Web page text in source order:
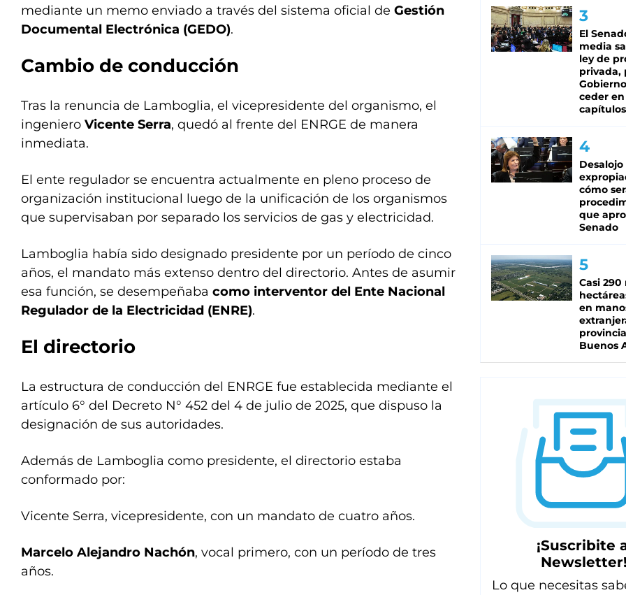
mediante un memo enviado a través del sistema oficial de Gestión
Documental Electrónica (GEDO).
Cambio de conducción
Tras la renuncia de Lamboglia, el vicepresidente del organismo, el
ingeniero Vicente Serra, quedó al frente del ENRGE de manera
inmediata.
El ente regulador se encuentra actualmente en pleno proceso de
organización institucional luego de la unificación de los organismos
que supervisaban por separado los servicios de gas y electricidad.
Lamboglia había sido designado presidente por un período de cinco
años, el mandato más extenso dentro del directorio. Antes de asumir
esa función, se desempeñaba como interventor del Ente Nacional
Regulador de la Electricidad (ENRE).
El directorio
La estructura de conducción del ENRGE fue establecida mediante el
artículo 6° del Decreto N° 452 del 4 de julio de 2025, que dispuso la
designación de sus autoridades.
Además de Lamboglia como presidente, el directorio estaba
conformado por:
Vicente Serra, vicepresidente, con un mandato de cuatro años.
Marcelo Alejandro Nachón, vocal primero, con un período de tres
años.
El
media
ley de
privada,
ceder
capítulos
cómo
que
Senado
Casi 290
en
Buenos
¡Suscribite
Newsletter!
Lo que necesitas